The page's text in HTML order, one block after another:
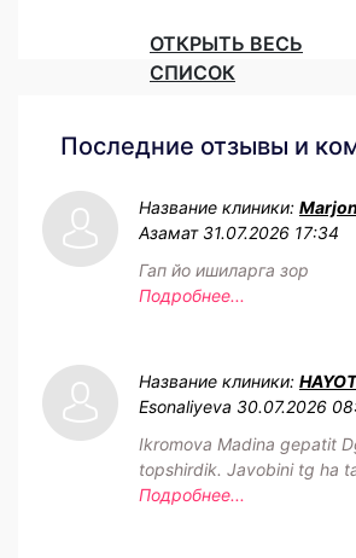
ОТКРЫТЬ ВЕСЬ
СПИСОК
Последние отзывы и
Название клиники:
Азамат 31.07.2026 17:34
Гап йо ишиларга зор
Подробнее...
Название клиники:
Esonaliyeva 30.07.2026
Ikromova Madina gepatit
topshirdik. Javobini tg ha
Подробнее...